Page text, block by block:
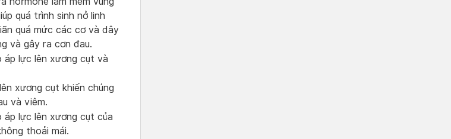
quá trình sinh nở linh
quá mức các cơ và dây
và gây ra cơn đau.
áp lực lên xương cụt và
xương cụt khiến chúng
và viêm.
lực lên xương cụt của
thoải mái.